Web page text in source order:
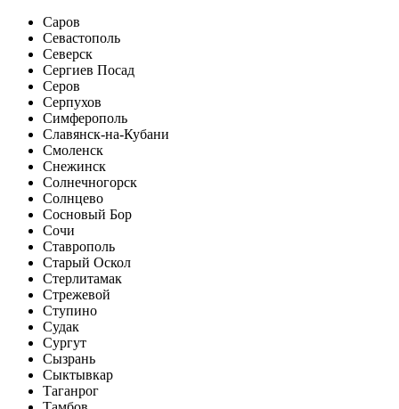
Саров
Севастополь
Северск
Сергиев Посад
Серов
Серпухов
Симферополь
Славянск-на-Кубани
Смоленск
Снежинск
Солнечногорск
Солнцево
Сосновый Бор
Сочи
Ставрополь
Старый Оскол
Стерлитамак
Стрежевой
Ступино
Судак
Сургут
Сызрань
Сыктывкар
Таганрог